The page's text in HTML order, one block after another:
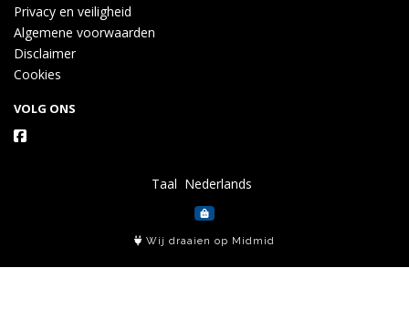
Privacy en veiligheid
Algemene voorwaarden
Disclaimer
Cookies
VOLG ONS
Taal
Wij draaien op Midmid